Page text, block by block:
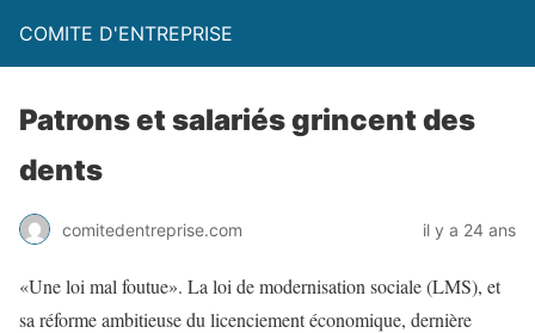
COMITE D'ENTREPRISE
Patrons et salariés grincent des
dents
comitedentreprise.com il y a 24 ans
«Une loi mal foutue». La loi de modernisation sociale (LMS), et
sa réforme ambitieuse du licenciement économique, dernière